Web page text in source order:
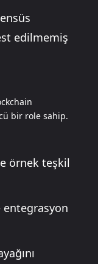
edilmemiş
bir role sahip.
örnek teşkil
entegrasyon